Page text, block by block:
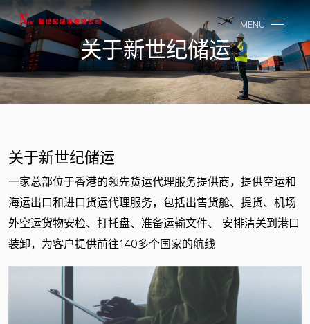
MENU
CLOSE
关于新世纪储运
关于新世纪储运
一家总部位于香港的领先货运代理服务提供商，提供空运和
海运出口和进口货运代理服务，包括出售货舱、提货、机场
外空运货物安检、打托盘、准备运输文件、 安排清关到港口
装卸，为客户提供前往140多个国家的航线